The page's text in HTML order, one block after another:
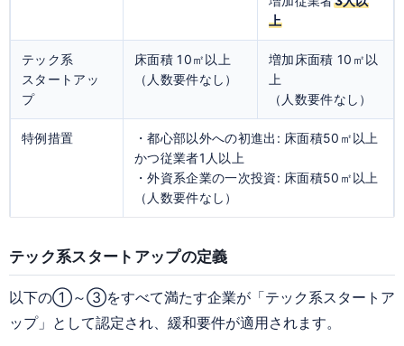
上
テック系
スタートアッ
プ
床面積 10㎡以上
（人数要件なし）
増加床面積 10㎡以
上
（人数要件なし）
特例措置
・都心部以外への初進出: 床面積50㎡以上
かつ従業者1人以上
・外資系企業の一次投資: 床面積50㎡以上
（人数要件なし）
テック系スタートアップの定義
以下の①～③をすべて満たす企業が「テック系スタートア
ップ」として認定され、緩和要件が適用されます。